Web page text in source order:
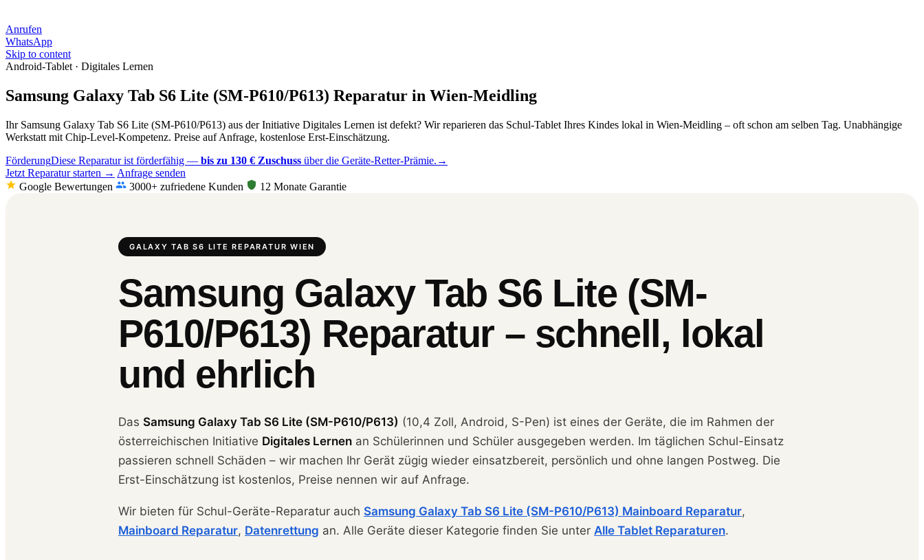
Anrufen
WhatsApp
Skip to content
Android-Tablet · Digitales Lernen
Samsung Galaxy Tab S6 Lite (SM-P610/P613) Reparatur in Wien-Meidling
Ihr Samsung Galaxy Tab S6 Lite (SM-P610/P613) aus der Initiative Digitales Lernen ist defekt? Wir reparieren das Schul-Tablet Ihres Kindes lokal in Wien-Meidling – oft schon am selben Tag. Unabhängige
Werkstatt mit Chip-Level-Kompetenz. Preise auf Anfrage, kostenlose Erst-Einschätzung.
FörderungDiese Reparatur ist förderfähig — bis zu 130 € Zuschuss über die Geräte-Retter-Prämie. →
Jetzt Reparatur starten → Anfrage senden
Google Bewertungen
3000+ zufriedene Kunden 12 Monate Garantie
GALAXY TAB S6 LITE REPARATUR WIEN
Samsung Galaxy Tab S6 Lite (SM-
P610/P613) Reparatur – schnell, lokal
und ehrlich
Das Samsung Galaxy Tab S6 Lite (SM-P610/P613) (10,4 Zoll, Android, S-Pen) ist eines der Geräte, die im Rahmen der
österreichischen Initiative Digitales Lernen an Schülerinnen und Schüler ausgegeben werden. Im täglichen Schul-Einsatz
passieren schnell Schäden – wir machen Ihr Gerät zügig wieder einsatzbereit, persönlich und ohne langen Postweg. Die
Erst-Einschätzung ist kostenlos, Preise nennen wir auf Anfrage.
Wir bieten für Schul-Geräte-Reparatur auch Samsung Galaxy Tab S6 Lite (SM-P610/P613) Mainboard Reparatur,
Mainboard Reparatur, Datenrettung an. Alle Geräte dieser Kategorie finden Sie unter Alle Tablet Reparaturen.